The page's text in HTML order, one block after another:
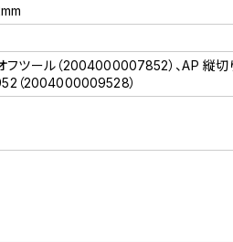
フツール（2004000007852）、AP 縦切
（2004000009528）